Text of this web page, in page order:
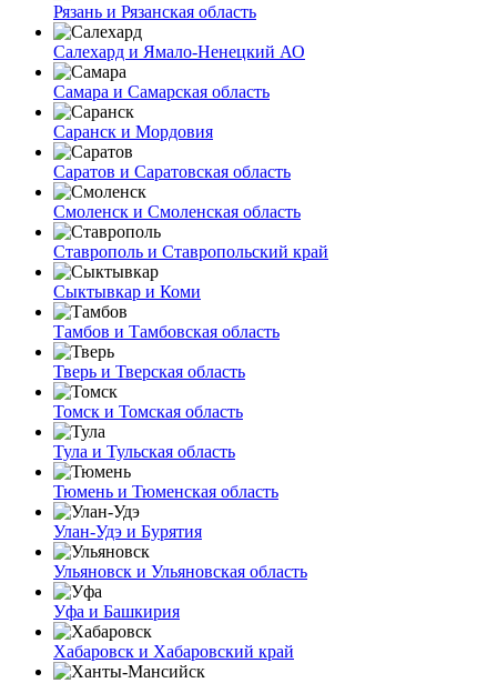
Рязань и Рязанская область
Салехард и Ямало-Ненецкий АО
Самара и Самарская область
Саранск и Мордовия
Саратов и Саратовская область
Смоленск и Смоленская область
Ставрополь и Ставропольский край
Сыктывкар и Коми
Тамбов и Тамбовская область
Тверь и Тверская область
Томск и Томская область
Тула и Тульская область
Тюмень и Тюменская область
Улан-Удэ и Бурятия
Ульяновск и Ульяновская область
Уфа и Башкирия
Хабаровск и Хабаровский край